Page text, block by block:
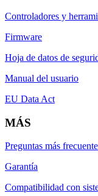
Controladores y
Firmware
Hoja de datos de
Manual del usuario
EU Data Act
MÁS
Preguntas más
Garantía
Compatibilidad con